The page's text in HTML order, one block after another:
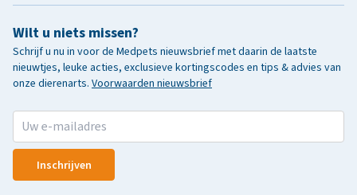
Wilt u niets missen?
Schrijf u nu in voor de Medpets nieuwsbrief met daarin de laatste
nieuwtjes, leuke acties, exclusieve kortingscodes en tips & advies van
onze dierenarts. Voorwaarden nieuwsbrief
Inschrijven